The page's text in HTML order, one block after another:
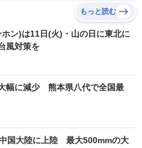
もっと読む
ン)は11日(火)・山の日に東北に
風対策を
幅に減少 熊本県八代で全国最
国大陸に上陸 最大500mmの大